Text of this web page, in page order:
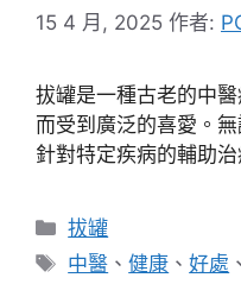
15 4 月, 2025 作者:
拔罐是一種古老的中
而受到廣泛的喜愛。
針對特定疾病的輔助
分
類
拔罐
標
中醫 、健康 、好處